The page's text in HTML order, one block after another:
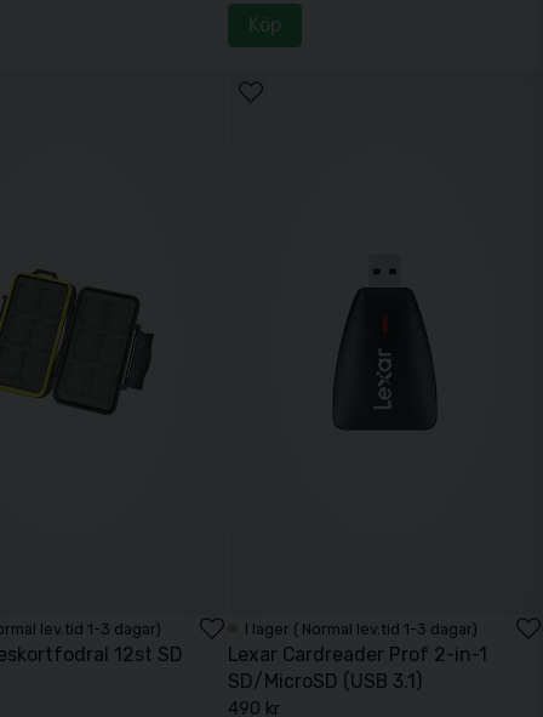
Köp
lev.tid 1-3 dagar)
12st SD
I lager ( Normal lev.tid 1-3 dagar)
Lexar Cardreader Prof 2-in-1
SD/MicroSD (USB 3.1)
490 kr